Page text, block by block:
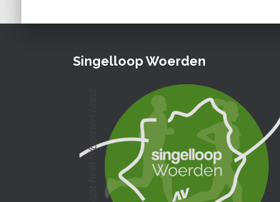
Singelloop Woerden